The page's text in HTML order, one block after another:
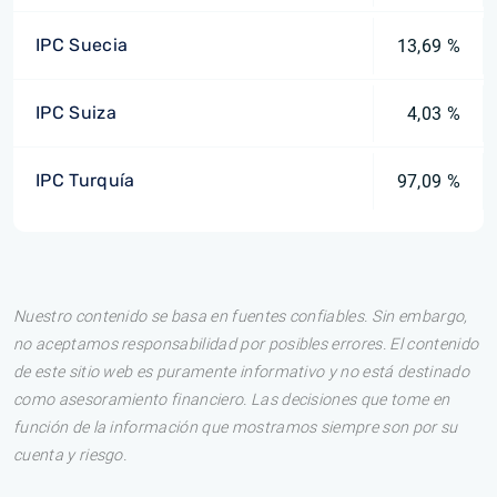
IPC Suecia 13,69 %
IPC Suiza 4,03 %
IPC Turquía 97,09 %
Nuestro contenido se basa en fuentes confiables. Sin embargo,
no aceptamos responsabilidad por posibles errores. El contenido
de este sitio web es puramente informativo y no está destinado
como asesoramiento financiero. Las decisiones que tome en
función de la información que mostramos siempre son por su
cuenta y riesgo.